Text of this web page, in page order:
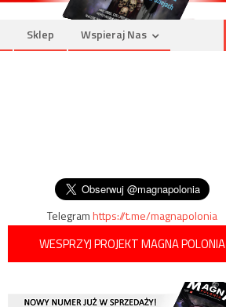
Sklep Wspieraj Nas
Telegramhttps://t.me/magnapolonia
WESPRZYJ PROJEKT MAGNA POLONIA